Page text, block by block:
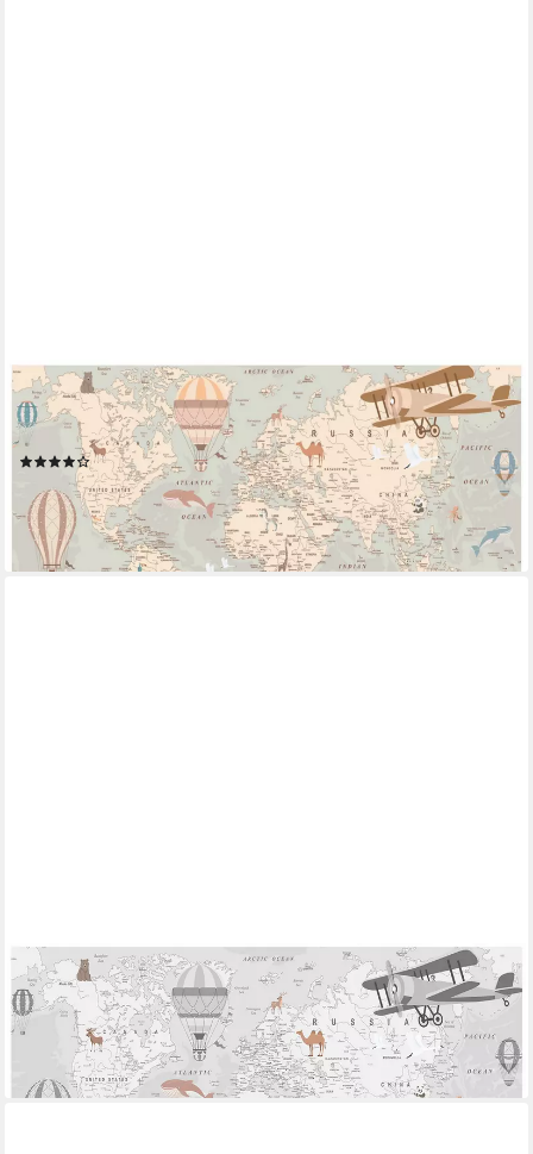
WALLARENA
Fototapete Vlies Weltkarte Samoloty Junge Natur Kinderzimmer
200x140 cm, glatt, 200 x 140 cm
(15)
ab 29,99 €
lieferbar - in 3-4 Werktagen bei dir
WALLARENA
Fototapete Weltkarte abwaschbar robust Kinderzimmer 312x219
cm, glatt, 254 x 184 cm
ab 59,99 €
lieferbar - in 4-5 Werktagen bei dir